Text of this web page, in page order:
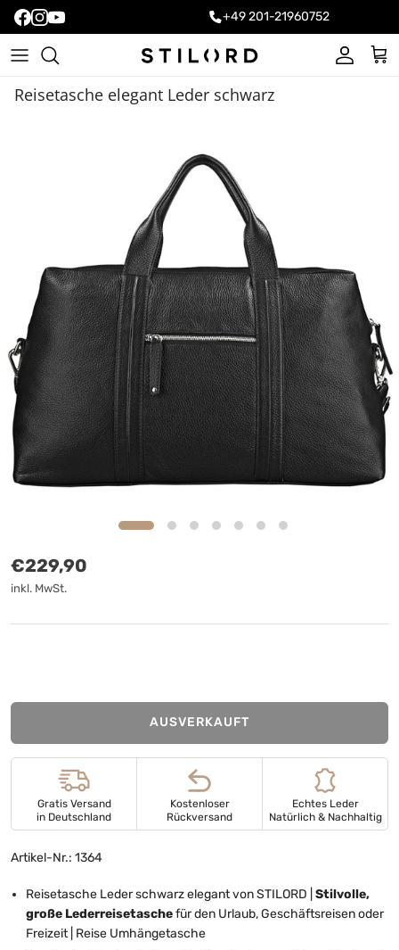
+49 201-21960752
Konto
Reisetasche elegant Leder schwarz
Normaler Preis
€229,90
inkl. MwSt.
AUSVERKAUFT
Gratis Versand
in Deutschland
Kostenloser
Rückversand
Echtes Leder
Natürlich & Nachhaltig
Artikel-Nr.: 1364
Reisetasche Leder schwarz elegant von STILORD | Stilvolle,
große Lederreisetaschefür den Urlaub, Geschäftsreisen oder
Freizeit | Reise Umhängetasche